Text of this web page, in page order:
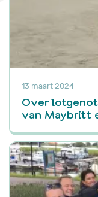
13 maart 2024
Over
van Maybritt